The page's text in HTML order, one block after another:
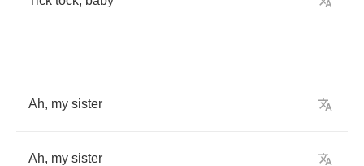
Ah, my sister
Ah, my sister